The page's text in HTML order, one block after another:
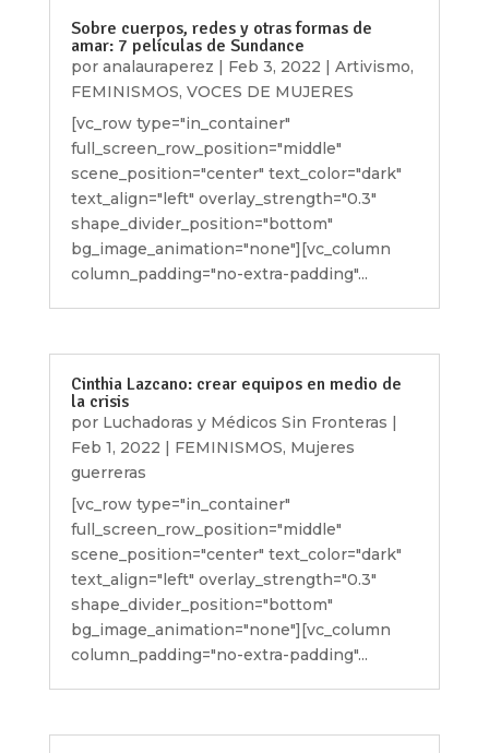
Sobre cuerpos, redes y otras formas de
amar: 7 películas de Sundance
por analauraperez | Feb 3, 2022 | Artivismo,
FEMINISMOS, VOCES DE MUJERES
[vc_row type="in_container"
full_screen_row_position="middle"
scene_position="center" text_color="dark"
text_align="left" overlay_strength="0.3"
shape_divider_position="bottom"
bg_image_animation="none"][vc_column
column_padding="no-extra-padding"...
Cinthia Lazcano: crear equipos en medio de
la crisis
por Luchadoras y Médicos Sin Fronteras |
Feb 1, 2022 | FEMINISMOS, Mujeres
guerreras
[vc_row type="in_container"
full_screen_row_position="middle"
scene_position="center" text_color="dark"
text_align="left" overlay_strength="0.3"
shape_divider_position="bottom"
bg_image_animation="none"][vc_column
column_padding="no-extra-padding"...